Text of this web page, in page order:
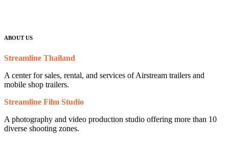
ABOUT US
Streamline Thailand
A center for sales, rental, and services of Airstream trailers and
mobile shop trailers.
Streamline Film Studio
A photography and video production studio offering more than 10
diverse shooting zones.